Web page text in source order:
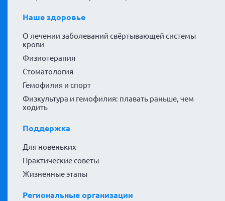
Наше здоровье
О лечении заболеваний свёртывающей системы
крови
Физиотерапия
Стоматология
Гемофилия и спорт
Физкультура и гемофилия: плавать раньше, чем
ходить
Поддержка
Для новеньких
Практические советы
Жизненные этапы
Региональные организации